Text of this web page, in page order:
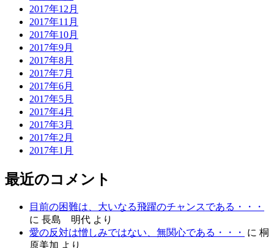
2017年12月
2017年11月
2017年10月
2017年9月
2017年8月
2017年7月
2017年6月
2017年5月
2017年4月
2017年3月
2017年2月
2017年1月
最近のコメント
目前の困難は、大いなる飛躍のチャンスである・・・
に 長島 明代 より
愛の反対は憎しみではない、無関心である・・・
に 桐
原美加 より